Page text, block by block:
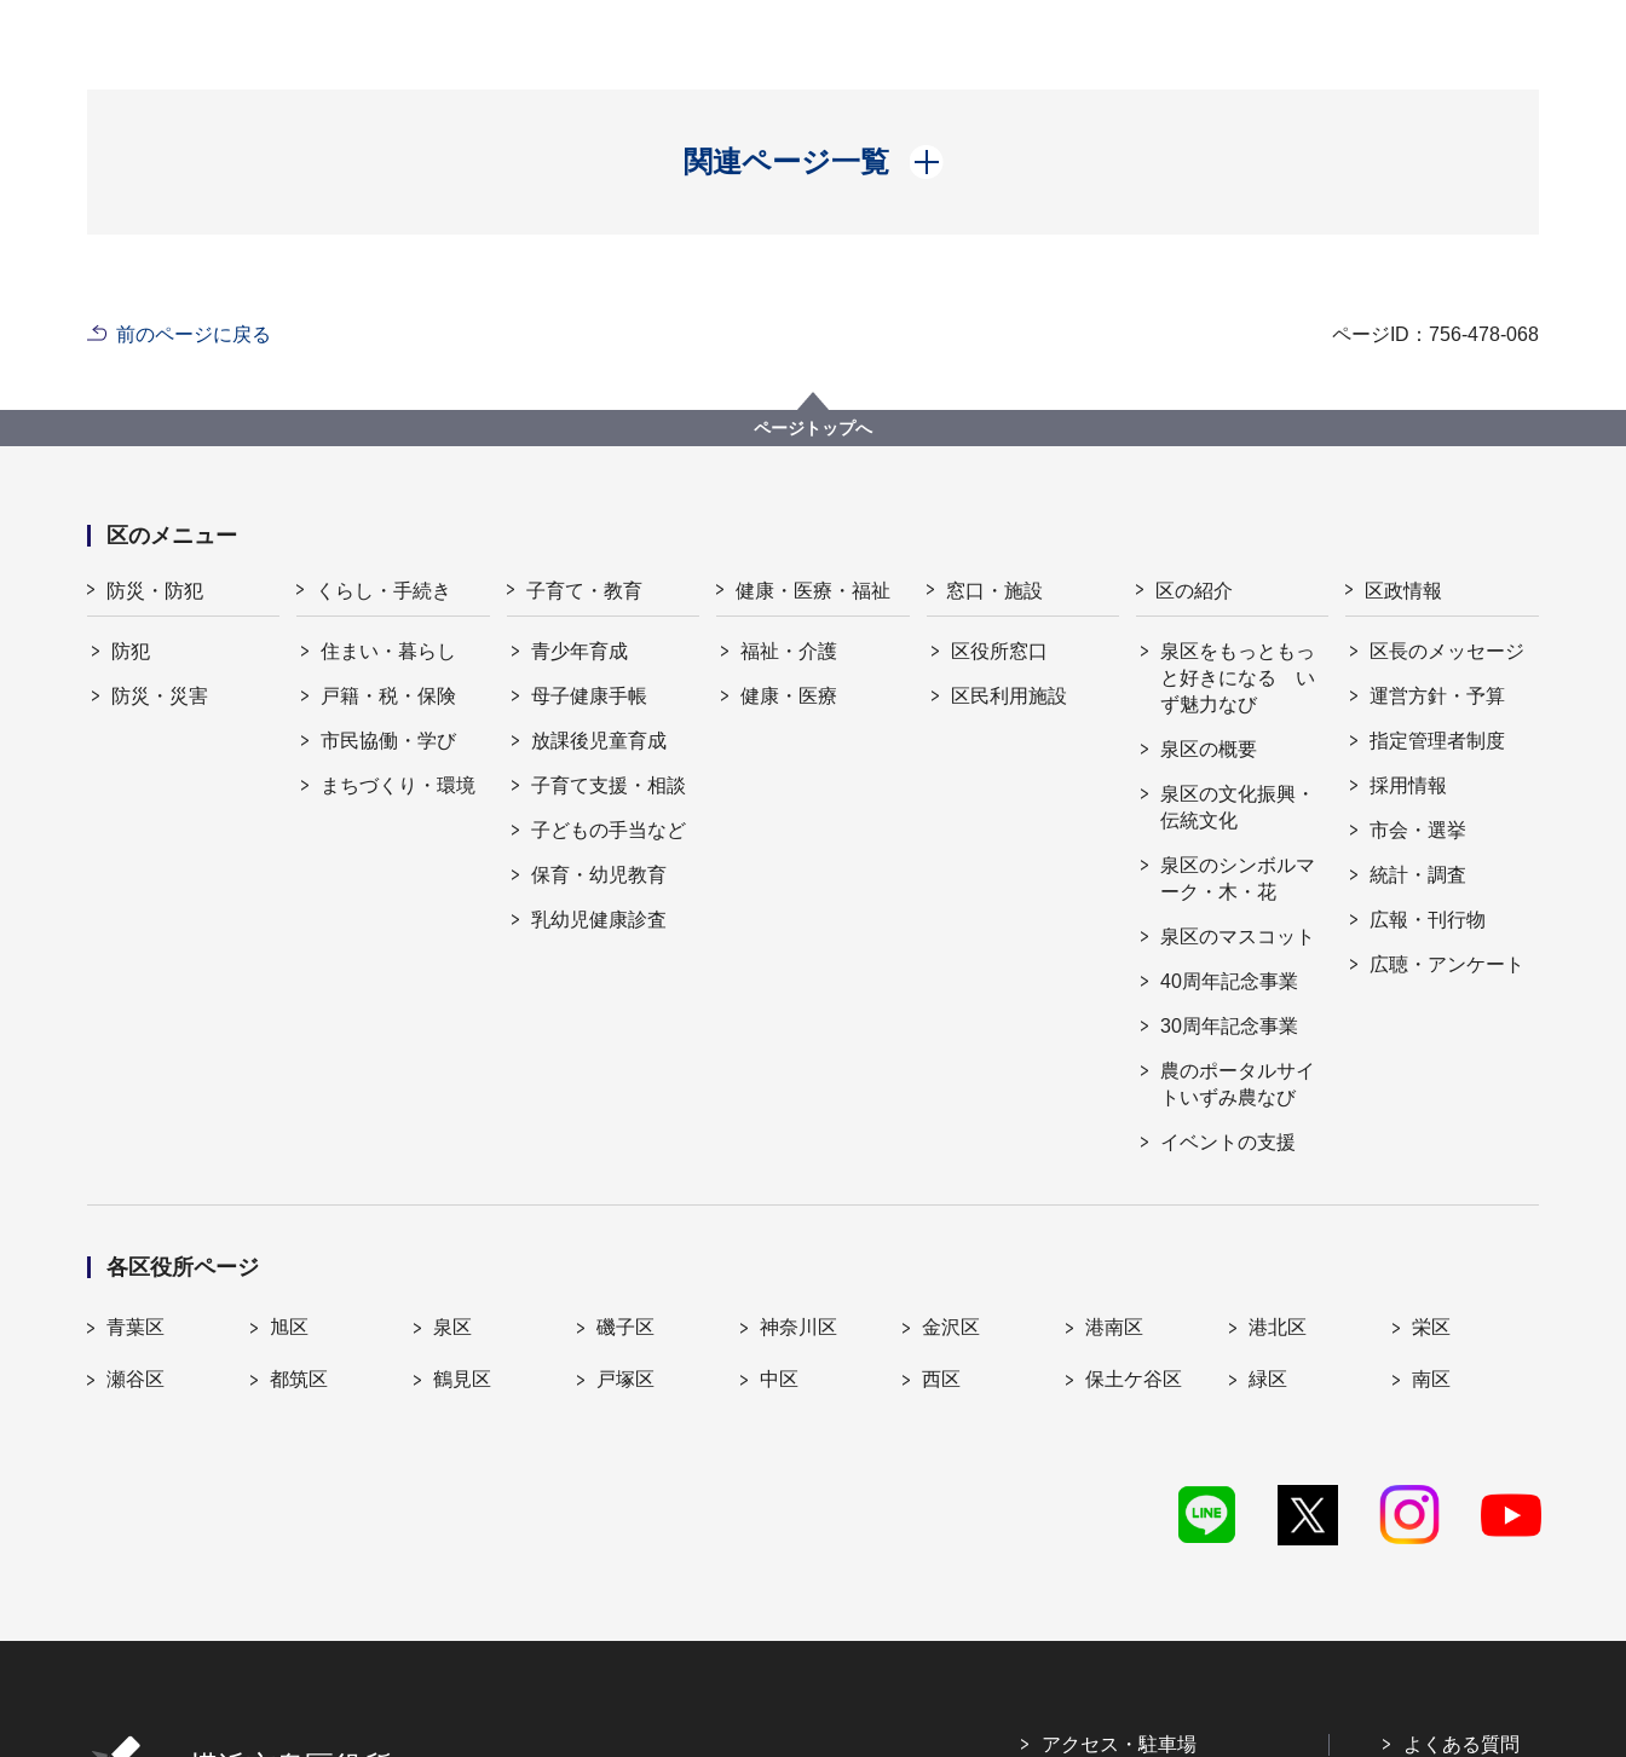
関連ページ一覧
開く
前のページに戻る ページID：756-478-068
ページトップへ
区のメニュー
防災・防犯
防犯
防災・災害
くらし・手続き
住まい・暮らし
戸籍・税・保険
市民協働・学び
まちづくり・環境
子育て・教育
青少年育成
母子健康手帳
放課後児童育成
子育て支援・相談
子どもの手当など
保育・幼児教育
乳幼児健康診査
健康・医療・福祉
福祉・介護
健康・医療
窓口・施設
区役所窓口
区民利用施設
区の紹介
泉区をもっともっ
と好きになる い
ず魅力なび
泉区の概要
泉区の文化振興・
伝統文化
泉区のシンボルマ
ーク・木・花
泉区のマスコット
40周年記念事業
30周年記念事業
農のポータルサイ
トいずみ農なび
イベントの支援
区政情報
区長のメッセージ
運営方針・予算
指定管理者制度
採用情報
市会・選挙
統計・調査
広報・刊行物
広聴・アンケート
各区役所ページ
青葉区 旭区 泉区 磯子区 神奈川区 金沢区 港南区 港北区 栄区
瀬谷区 都筑区 鶴見区 戸塚区 中区 西区 保土ケ谷区 緑区 南区
アクセス・駐車場 よくある質問